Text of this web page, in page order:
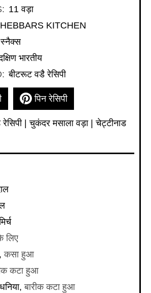
11 वड़ा
HEBBARS KITCHEN
स्नैक्स
भारतीय
बीटरूट वडै रेसिपी
पिन रेसिपी
| चुकंदर मसाला वड़ा | चेट्टीनाड
लिए
,कसा हुआ
कटा हुआ
धनिया,बारीक कटा हुआ